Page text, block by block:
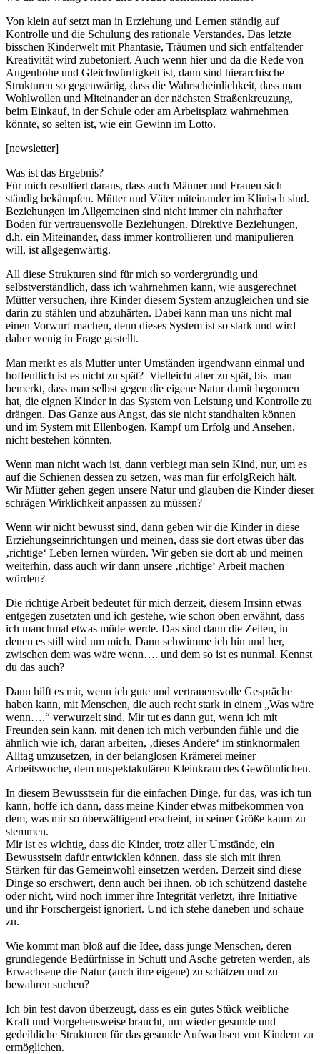
Von klein auf setzt man in Erziehung und Lernen ständig auf
Kontrolle und die Schulung des rationale Verstandes. Das letzte
bisschen Kinderwelt mit Phantasie, Träumen und sich entfaltender
Kreativität wird zubetoniert. Auch wenn hier und da die Rede von
Augenhöhe und Gleichwürdigkeit ist, dann sind hierarchische
Strukturen so gegenwärtig, dass die Wahrscheinlichkeit, dass man
Wohlwollen und Miteinander an der nächsten Straßenkreuzung,
beim Einkauf, in der Schule oder am Arbeitsplatz wahrnehmen
könnte, so selten ist, wie ein Gewinn im Lotto.
[newsletter]
Was ist das Ergebnis?
Für mich resultiert daraus, dass auch Männer und Frauen sich
ständig bekämpfen. Mütter und Väter miteinander im Klinisch sind.
Beziehungen im Allgemeinen sind nicht immer ein nahrhafter
Boden für vertrauensvolle Beziehungen. Direktive Beziehungen,
d.h. ein Miteinander, dass immer kontrollieren und manipulieren
will, ist allgegenwärtig.
All diese Strukturen sind für mich so vordergründig und
selbstverständlich, dass ich wahrnehmen kann, wie ausgerechnet
Mütter versuchen, ihre Kinder diesem System anzugleichen und sie
darin zu stählen und abzuhärten. Dabei kann man uns nicht mal
einen Vorwurf machen, denn dieses System ist so stark und wird
daher wenig in Frage gestellt.
Man merkt es als Mutter unter Umständen irgendwann einmal und
hoffentlich ist es nicht zu spät? Vielleicht aber zu spät, bis man
bemerkt, dass man selbst gegen die eigene Natur damit begonnen
hat, die eignen Kinder in das System von Leistung und Kontrolle zu
drängen. Das Ganze aus Angst, das sie nicht standhalten können
und im System mit Ellenbogen, Kampf um Erfolg und Ansehen,
nicht bestehen könnten.
Wenn man nicht wach ist, dann verbiegt man sein Kind, nur, um es
auf die Schienen dessen zu setzen, was man für erfolgReich hält.
Wir Mütter gehen gegen unsere Natur und glauben die Kinder dieser
schrägen Wirklichkeit anpassen zu müssen?
Wenn wir nicht bewusst sind, dann geben wir die Kinder in diese
Erziehungseinrichtungen und meinen, dass sie dort etwas über das
‚richtige‘ Leben lernen würden. Wir geben sie dort ab und meinen
weiterhin, dass auch wir dann unsere ‚richtige‘ Arbeit machen
würden?
Die richtige Arbeit bedeutet für mich derzeit, diesem Irrsinn etwas
entgegen zusetzten und ich gestehe, wie schon oben erwähnt, dass
ich manchmal etwas müde werde. Das sind dann die Zeiten, in
denen es still wird um mich. Dann schwimme ich hin und her,
zwischen dem was wäre wenn…. und dem so ist es nunmal. Kennst
du das auch?
Dann hilft es mir, wenn ich gute und vertrauensvolle Gespräche
haben kann, mit Menschen, die auch recht stark in einem „Was wäre
wenn….“ verwurzelt sind. Mir tut es dann gut, wenn ich mit
Freunden sein kann, mit denen ich mich verbunden fühle und die
ähnlich wie ich, daran arbeiten, ‚dieses Andere‘ im stinknormalen
Alltag umzusetzen, in der belanglosen Krämerei meiner
Arbeitswoche, dem unspektakulären Kleinkram des Gewöhnlichen.
In diesem Bewusstsein für die einfachen Dinge, für das, was ich tun
kann, hoffe ich dann, dass meine Kinder etwas mitbekommen von
dem, was mir so überwältigend erscheint, in seiner Größe kaum zu
stemmen.
Mir ist es wichtig, dass die Kinder, trotz aller Umstände, ein
Bewusstsein dafür entwicklen können, dass sie sich mit ihren
Stärken für das Gemeinwohl einsetzen werden. Derzeit sind diese
Dinge so erschwert, denn auch bei ihnen, ob ich schützend dastehe
oder nicht, wird noch immer ihre Integrität verletzt, ihre Initiative
und ihr Forschergeist ignoriert. Und ich stehe daneben und schaue
zu.
Wie kommt man bloß auf die Idee, dass junge Menschen, deren
grundlegende Bedürfnisse in Schutt und Asche getreten werden, als
Erwachsene die Natur (auch ihre eigene) zu schätzen und zu
bewahren suchen?
Ich bin fest davon überzeugt, dass es ein gutes Stück weibliche
Kraft und Vorgehensweise braucht, um wieder gesunde und
gedeihliche Strukturen für das gesunde Aufwachsen von Kindern zu
ermöglichen.